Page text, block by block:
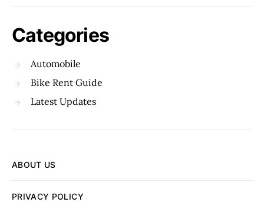
Categories
Automobile
Bike Rent Guide
Latest Updates
ABOUT US
PRIVACY POLICY